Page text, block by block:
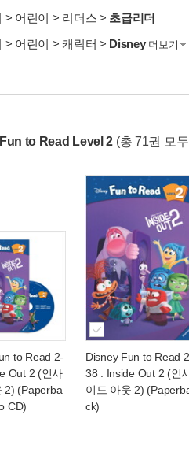
> 어린이 > 리더스 > 초급리더
> 어린이 > 캐릭터 > Disney 더보기
to Read Level 2 (총 71권 모
to Read 2-
Out 2 (인사
2) (Paperba
CD)
Disney Fun to Read
38 : Inside Out 2 (인
이드 아웃 2)
ck)